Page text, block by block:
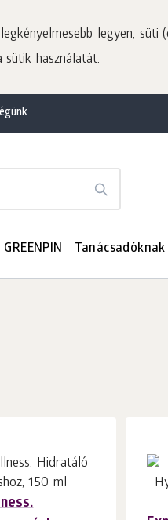
legyen, süti
használatát.
GREENPIN Tanácsadóknak